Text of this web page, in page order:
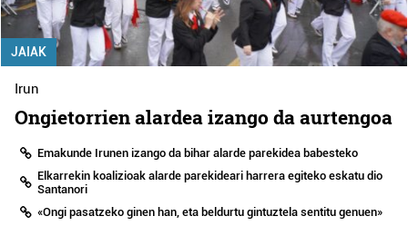
JAIAK
Irun
Ongietorrien alardea izango da aurtengoa
Emakunde Irunen izango da bihar alarde parekidea babesteko
Elkarrekin koalizioak alarde parekideari harrera egiteko eskatu dio
Santanori
«Ongi pasatzeko ginen han, eta beldurtu gintuztela sentitu genuen»